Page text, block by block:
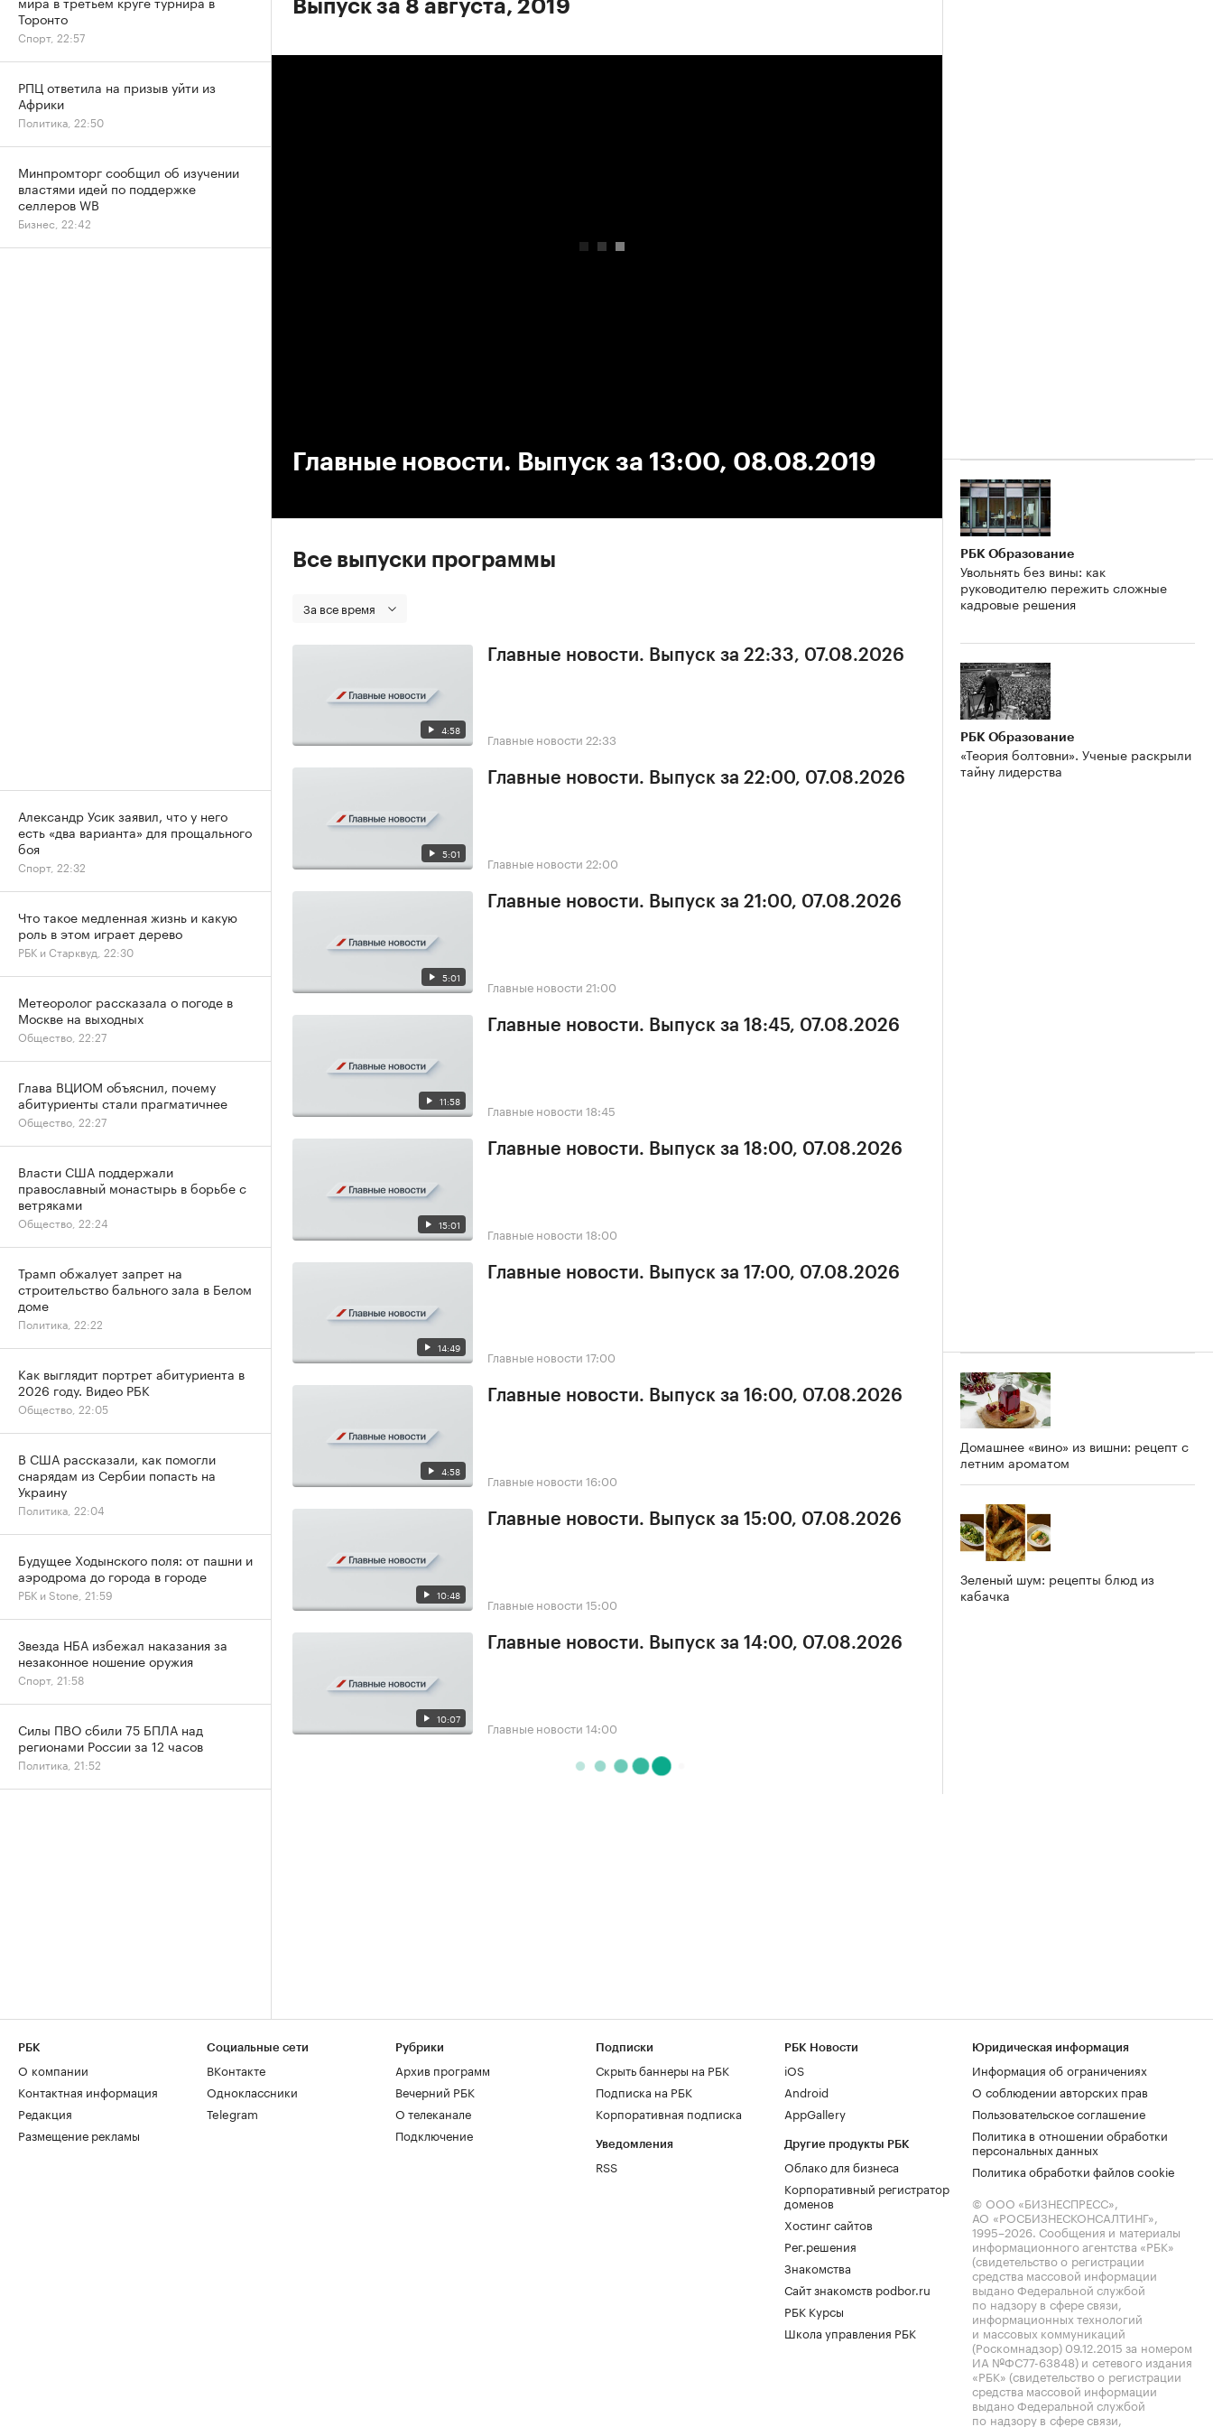
Выпуск за 8 августа, 2019
Главные новости. Выпуск за 13:00, 08.08.2019
Все выпуски программы
За все время
4:58
Главные новости. Выпуск за 22:33, 07.08.2026
Главные новости 22:33
5:01
Главные новости. Выпуск за 22:00, 07.08.2026
Главные новости 22:00
5:01
Главные новости. Выпуск за 21:00, 07.08.2026
Главные новости 21:00
11:58
Главные новости. Выпуск за 18:45, 07.08.2026
Главные новости 18:45
15:01
Главные новости. Выпуск за 18:00, 07.08.2026
Главные новости 18:00
14:49
Главные новости. Выпуск за 17:00, 07.08.2026
Главные новости 17:00
4:58
Главные новости. Выпуск за 16:00, 07.08.2026
Главные новости 16:00
10:48
Главные новости. Выпуск за 15:00, 07.08.2026
Главные новости 15:00
10:07
Главные новости. Выпуск за 14:00, 07.08.2026
Главные новости 14:00
РБК Образование
Увольнять без вины: как
руководителю пережить сложные
кадровые решения
РБК Образование
«Теория болтовни». Ученые раскрыли
тайну лидерства
Домашнее «вино» из вишни: рецепт с
летним ароматом
Зеленый шум: рецепты блюд из
кабачка
Торонто
Спорт, 22:57
РПЦ ответила на призыв уйти из
Африки
Политика, 22:50
Минпромторг сообщил об изучении
властями идей по поддержке
селлеров WB
Бизнес, 22:42
Александр Усик заявил, что у него
есть «два варианта» для прощального
боя
Спорт, 22:32
Что такое медленная жизнь и какую
роль в этом играет дерево
РБК и Старквуд, 22:30
Метеоролог рассказала о погоде в
Москве на выходных
Общество, 22:27
Глава ВЦИОМ объяснил, почему
абитуриенты стали прагматичнее
Общество, 22:27
Власти США поддержали
православный монастырь в борьбе с
ветряками
Общество, 22:24
Трамп обжалует запрет на
строительство бального зала в Белом
доме
Политика, 22:22
Как выглядит портрет абитуриента в
2026 году. Видео РБК
Общество, 22:05
В США рассказали, как помогли
снарядам из Сербии попасть на
Украину
Политика, 22:04
Будущее Ходынского поля: от пашни и
аэродрома до города в городе
РБК и Stone, 21:59
Звезда НБА избежал наказания за
незаконное ношение оружия
Спорт, 21:58
Силы ПВО сбили 75 БПЛА над
регионами России за 12 часов
Политика, 21:52
РБК
О компании
Контактная информация
Редакция
Размещение рекламы
Социальные сети
ВКонтакте
Одноклассники
Telegram
Рубрики
Архив программ
Вечерний РБК
О телеканале
Подключение
Подписки
Скрыть баннеры на РБК
Подписка на РБК
Корпоративная подписка
Уведомления
RSS
РБК Новости
iOS
Android
AppGallery
Другие продукты РБК
Облако для бизнеса
Корпоративный регистратор
доменов
Хостинг сайтов
Рег.решения
Знакомства
Сайт знакомств podbor.ru
РБК Курсы
Школа управления РБК
Юридическая информация
Информация об ограничениях
О соблюдении авторских прав
Пользовательское соглашение
Политика в отношении обработки
персональных данных
Политика обработки файлов cookie
© ООО «БИЗНЕСПРЕСС»,
АО «РОСБИЗНЕСКОНСАЛТИНГ»,
1995–2026. Сообщения и материалы
информационного агентства «РБК»
(свидетельство о регистрации
средства массовой информации
выдано Федеральной службой
по надзору в сфере связи,
информационных технологий
и массовых коммуникаций
(Роскомнадзор) 09.12.2015 за номером
ИА №ФС77-63848) и сетевого издания
«РБК» (свидетельство о регистрации
средства массовой информации
выдано Федеральной службой
по надзору в сфере связи,